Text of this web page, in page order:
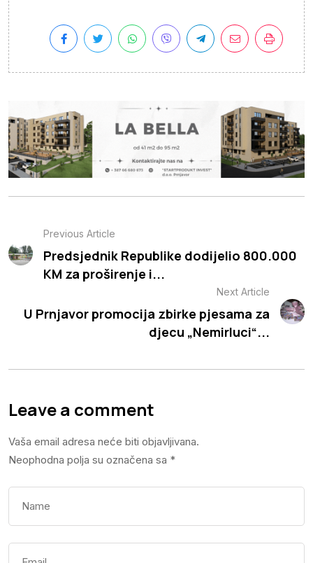
Previous Article
Predsjednik Republike dodijelio 800.000
KM za proširenje i...
Next Article
U Prnjavor promocija zbirke pjesama za
djecu „Nemirluci“...
Leave a comment
Vaša email adresa neće biti objavljivana.
Neophodna polja su označena sa *